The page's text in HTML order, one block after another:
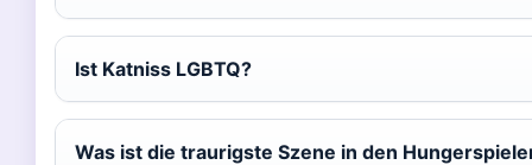
Ist Katniss LGBTQ?
Was ist die traurigste Szene in den